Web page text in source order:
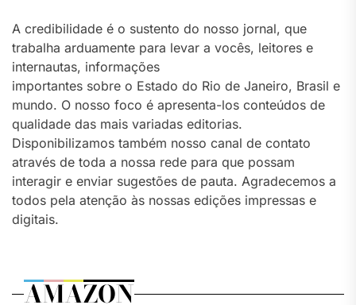
A credibilidade é o sustento do nosso jornal, que
trabalha arduamente para levar a vocês, leitores e
internautas, informações
importantes sobre o Estado do Rio de Janeiro, Brasil e
mundo. O nosso foco é apresenta-los conteúdos de
qualidade das mais variadas editorias.
Disponibilizamos também nosso canal de contato
através de toda a nossa rede para que possam
interagir e enviar sugestões de pauta. Agradecemos a
todos pela atenção às nossas edições impressas e
digitais.
AMAZON